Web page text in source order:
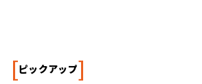
[ピックアップ]